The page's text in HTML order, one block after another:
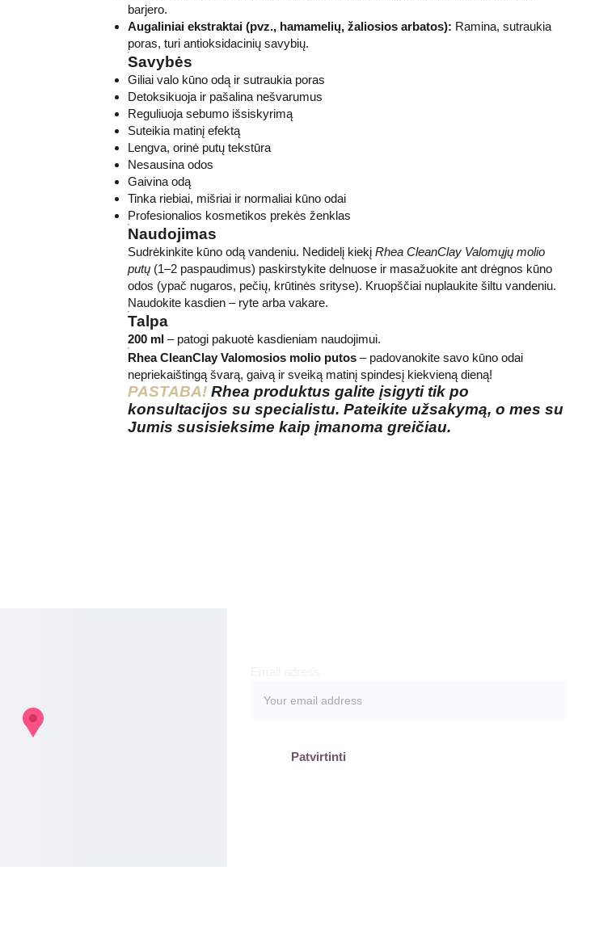
barjero.
Augaliniai ekstraktai (pvz., hamamelių, žaliosios arbatos): Ramina, sutraukia
poras, turi antioksidacinių savybių.
Savybės
Giliai valo kūno odą ir sutraukia poras
Detoksikuoja ir pašalina nešvarumus
Reguliuoja sebumo išsiskyrimą
Suteikia matinį efektą
Lengva, orinė putų tekstūra
Nesausina odos
Gaivina odą
Tinka riebiai, mišriai ir normaliai kūno odai
Profesionalios kosmetikos prekės ženklas
Naudojimas
Sudrėkinkite kūno odą vandeniu. Nedidelį kiekį Rhea CleanClay Valomųjų molio
putų (1–2 paspaudimus) paskirstykite delnuose ir masažuokite ant drėgnos kūno
odos (ypač nugaros, pečių, krūtinės srityse). Kruopščiai nuplaukite šiltu vandeniu.
Naudokite kasdien – ryte arba vakare.
Talpa
200 ml – patogi pakuotė kasdieniam naudojimui.
Rhea CleanClay Valomosios molio putos – padovanokite savo kūno odai
nepriekaištingą švarą, gaivą ir sveiką matinį spindesį kiekvieną dieną!
PASTABA! Rhea produktus galite įsigyti tik po
konsultacijos su specialistu. Pateikite užsakymą, o mes su
Jumis susisieksime kaip įmanoma greičiau.
Patvirtinti